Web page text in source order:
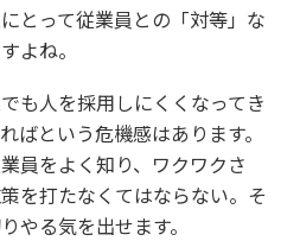
とって従業員との「対等」な
よね。
も人を採用しにくくなってき
ばという危機感はあります。
員をよく知り、ワクワクさ
を打たなくてはならない。そ
やる気を出せます。